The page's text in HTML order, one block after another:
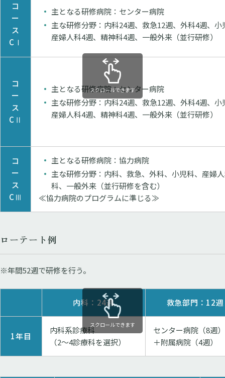
コ
ー
ス
CⅠ
主となる研修病院：センター病院
主な研修分野：内科24週、救急12週、外科4週、小
産婦人科4週、精神科4週、一般外来（並行研修）
コ
ー
ス
CⅡ
主となる研修病院：センター病院
主な研修分野：内科24週、救急12週、外科4週、小
産婦人科4週、精神科4週、一般外来（並行研修）
コ
ー
ス
CⅢ
主となる研修病院：協力病院
主な研修分野：内科、救急、外科、小児科、産婦
科、一般外来（並行研修を含む）
≪協力病院のプログラムに準じる≫
スクロールできます
ローテート例
※年間52週で研修を行う。
内科：24週 救急部門：12週
1年目
内科系診療科
（2〜4診療科を選択）
センター病院（8週）
＋附属病院（4週）
スクロールできます